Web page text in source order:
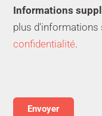
Informations
plus d'informations
confidentialité.